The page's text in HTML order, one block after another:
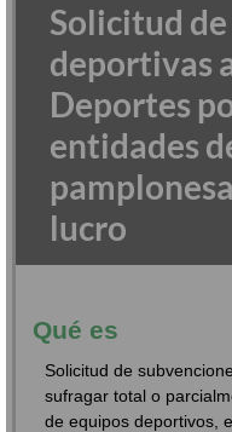
Solicitud
deportivas
Deportes
entidades
lucro
Qué es
Solicitud de
sufragar total o
de equipos deportivos,